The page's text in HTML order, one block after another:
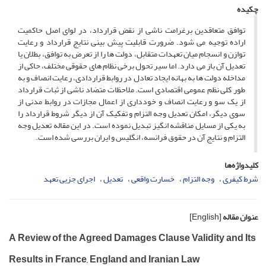
چکیده
توافق متعاقدین برغرامت ناشی از نقض قرارداد، در لوای اصل حاکمیت
اراده توجیه می شود. ضرورت قابلیت پیش بینی نتایج قرارداد و رعایت
توازن و انسجام میان تعهدات متقابل، دولت ها را از تعرض به توافق، بطلان یا
تعدیل آن باز می دارد. اما سیر تحول برخی نظام های حقوقی مختلف، حاکی از
مداخله دولت ها به بهانه ایجاد تعادل در روابط قراردادی، رعایت انصاف و به
طور کلی نظم عمومی اقتصادی است. ملاحظات متضاد ناشی از ثبات قرارداد
از یک سو و رعایت انصاف و خودداری از اعمال مجازات در روابط مدنی از
سوی دیگر، امکان تعدیل وجه التزام و تفکیک آن از دیگر شروط قرارداد را
به یکی از مسایل مناقشه انگیز تبدیل نموده است. در این مقاله تعدیل وجه
التزام و نتایج آن در حقوق فرانسه، انگلیس و ایران بررسی شده است.
کلیدواژه‌ها
شرط کیفری وجه التزام خسارت واقعی تعدیل اجرای جزیی تعهد
عنوان مقاله[English]
A Review of the Agreed Damages Clause Validity and Its
Results in France, England and Iranian Law